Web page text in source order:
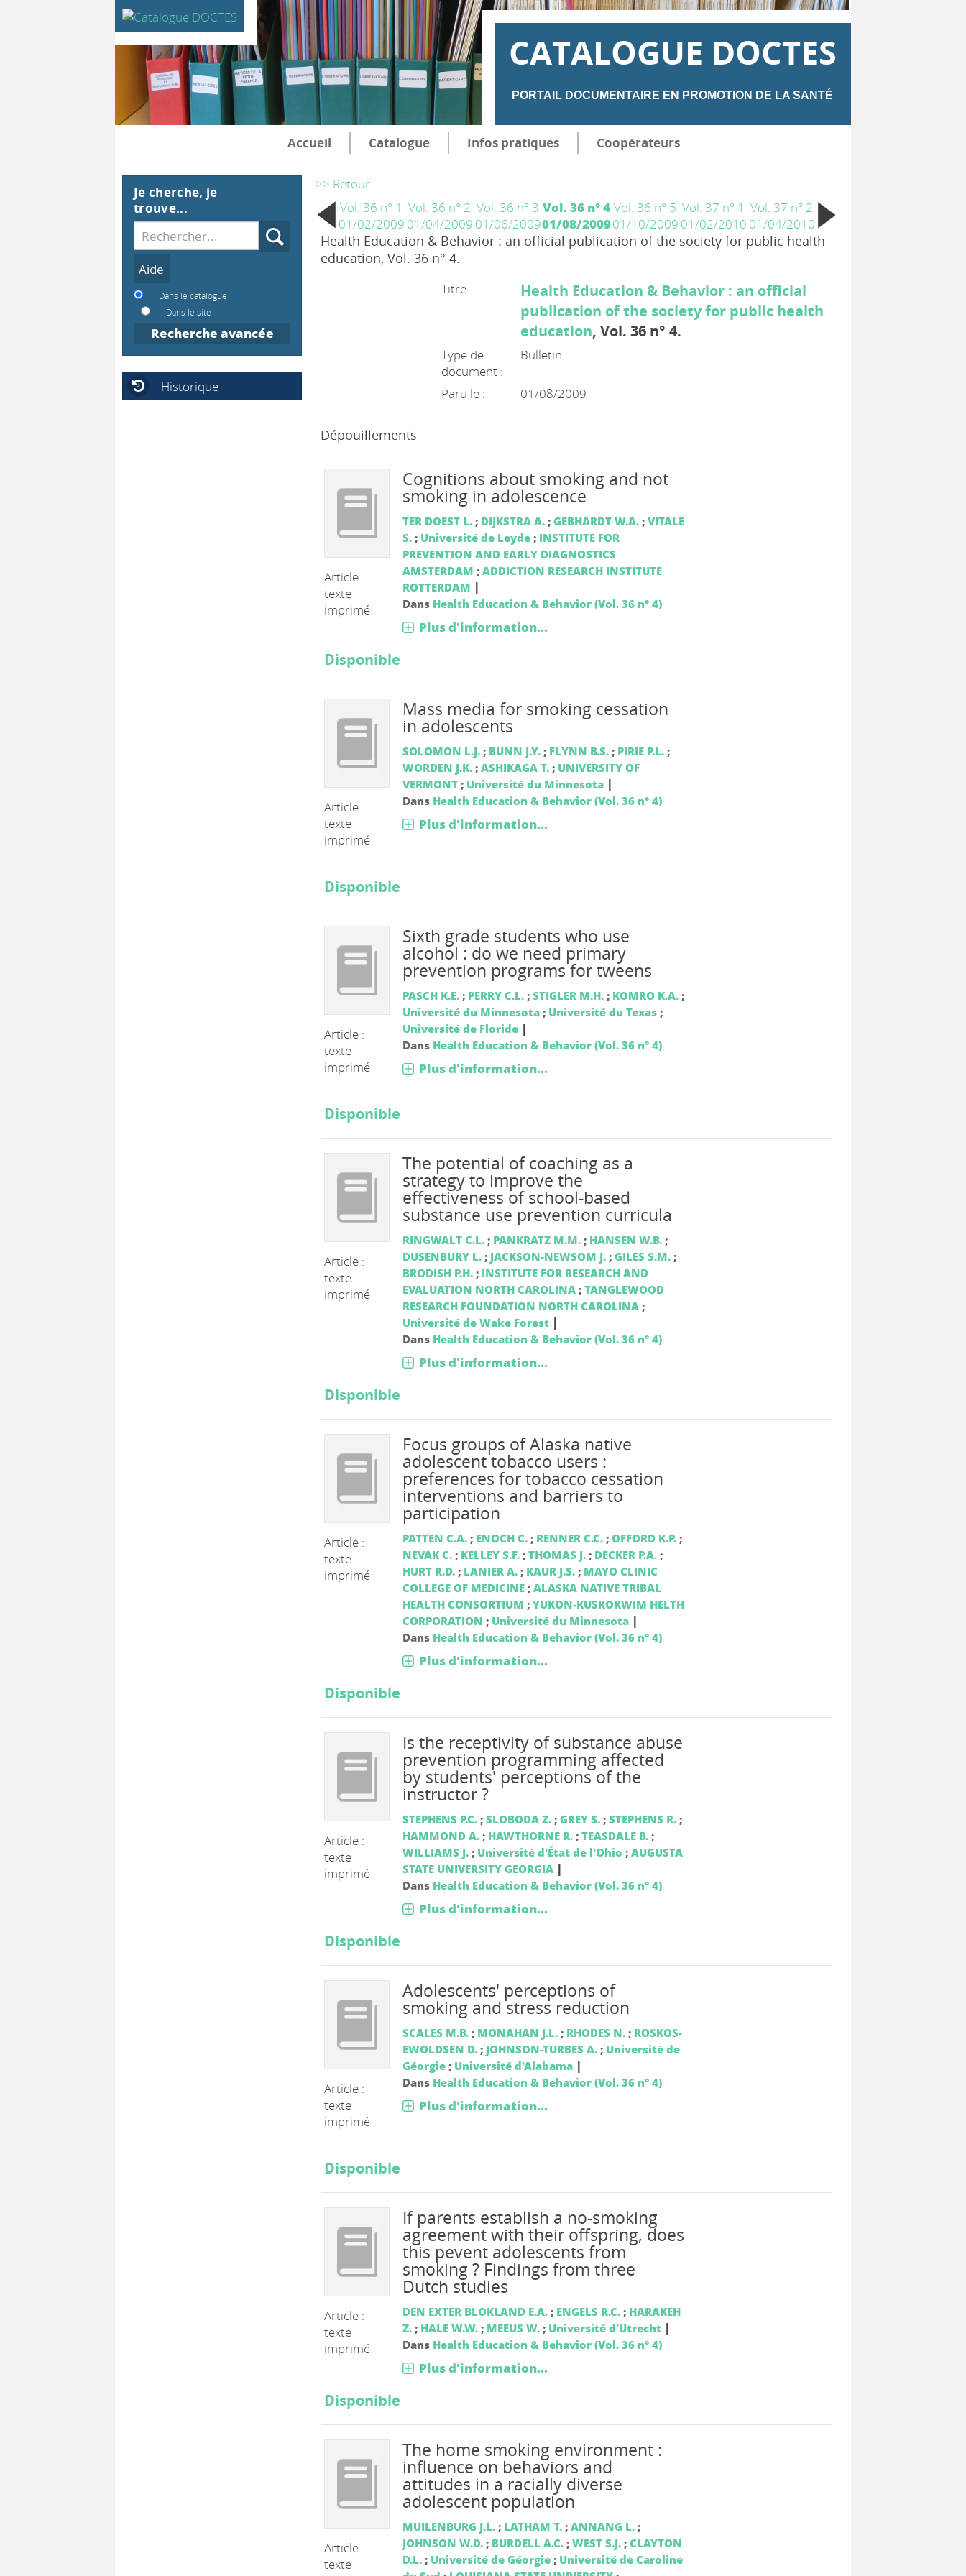
CATALOGUE DOCTES
PORTAIL DOCUMENTAIRE EN PROMOTION DE LA SANTÉ
Accueil Catalogue Infos pratiques Coopérateurs
>> Retour
Vol. 36 n° 1
01/02/2009
Vol. 36 n° 2
01/04/2009
Vol. 36 n° 3
01/06/2009
Vol. 36 n° 4
01/08/2009
Vol. 36 n° 5
01/10/2009
Vol. 37 n° 1
01/02/2010
Vol. 37 n° 2
01/04/2010
Health Education & Behavior : an official publication of the society for public health
education, Vol. 36 n° 4.
Titre :
Health Education & Behavior : an official
publication of the society for public health
education, Vol. 36 n° 4.
Type de
document :
Bulletin
Paru le : 01/08/2009
Dépouillements
Article :
texte
imprimé
Cognitions about smoking and not
smoking in adolescence
TER DOEST L.; DIJKSTRA A.; GEBHARDT W.A.; VITALE
S.; Université de Leyde; INSTITUTE FOR
PREVENTION AND EARLY DIAGNOSTICS
AMSTERDAM ; ADDICTION RESEARCH INSTITUTE
ROTTERDAM |
Dans Health Education & Behavior (Vol. 36 n° 4)
Plus d'information...
Disponible
Article :
texte
imprimé
Mass media for smoking cessation
in adolescents
SOLOMON L.J.; BUNN J.Y.; FLYNN B.S.; PIRIE P.L.;
WORDEN J.K.; ASHIKAGA T.; UNIVERSITY OF
VERMONT; Université du Minnesota |
Dans Health Education & Behavior (Vol. 36 n° 4)
Plus d'information...
Disponible
Article :
texte
imprimé
Sixth grade students who use
alcohol : do we need primary
prevention programs for tweens
PASCH K.E.; PERRY C.L.; STIGLER M.H.; KOMRO K.A.;
Université du Minnesota; Université du Texas;
Université de Floride |
Dans Health Education & Behavior (Vol. 36 n° 4)
Plus d'information...
Disponible
Article :
texte
imprimé
The potential of coaching as a
strategy to improve the
effectiveness of school-based
substance use prevention curricula
RINGWALT C.L.; PANKRATZ M.M.; HANSEN W.B.;
DUSENBURY L.; JACKSON-NEWSOM J.; GILES S.M.;
BRODISH P.H.; INSTITUTE FOR RESEARCH AND
EVALUATION NORTH CAROLINA; TANGLEWOOD
RESEARCH FOUNDATION NORTH CAROLINA;
Université de Wake Forest |
Dans Health Education & Behavior (Vol. 36 n° 4)
Plus d'information...
Disponible
Article :
texte
imprimé
Focus groups of Alaska native
adolescent tobacco users :
preferences for tobacco cessation
interventions and barriers to
participation
PATTEN C.A.; ENOCH C.; RENNER C.C.; OFFORD K.P.;
NEVAK C.; KELLEY S.F.; THOMAS J.; DECKER P.A.;
HURT R.D.; LANIER A.; KAUR J.S.; MAYO CLINIC
COLLEGE OF MEDICINE; ALASKA NATIVE TRIBAL
HEALTH CONSORTIUM ; YUKON-KUSKOKWIM HELTH
CORPORATION ; Université du Minnesota |
Dans Health Education & Behavior (Vol. 36 n° 4)
Plus d'information...
Disponible
Article :
texte
imprimé
Is the receptivity of substance abuse
prevention programming affected
by students' perceptions of the
instructor ?
STEPHENS P.C.; SLOBODA Z.; GREY S.; STEPHENS R.;
HAMMOND A.; HAWTHORNE R.; TEASDALE B.;
WILLIAMS J.; Université d'État de l'Ohio ; AUGUSTA
STATE UNIVERSITY GEORGIA |
Dans Health Education & Behavior (Vol. 36 n° 4)
Plus d'information...
Disponible
Article :
texte
imprimé
Adolescents' perceptions of
smoking and stress reduction
SCALES M.B.; MONAHAN J.L.; RHODES N.; ROSKOS-
EWOLDSEN D.; JOHNSON-TURBES A.; Université de
Géorgie; Université d'Alabama |
Dans Health Education & Behavior (Vol. 36 n° 4)
Plus d'information...
Disponible
Article :
texte
imprimé
If parents establish a no-smoking
agreement with their offspring, does
this pevent adolescents from
smoking ? Findings from three
Dutch studies
DEN EXTER BLOKLAND E.A.; ENGELS R.C.; HARAKEH
Z.; HALE W.W.; MEEUS W.; Université d'Utrecht |
Dans Health Education & Behavior (Vol. 36 n° 4)
Plus d'information...
Disponible
Article :
texte
The home smoking environment :
influence on behaviors and
attitudes in a racially diverse
adolescent population
MUILENBURG J.L.; LATHAM T.; ANNANG L.;
JOHNSON W.D.; BURDELL A.C.; WEST S.J.; CLAYTON
D.L.; Université de Géorgie; Université de Caroline
Je cherche, je
trouve...
Recherche
Dans le catalogue
Dans le site
Recherche avancée
Historique